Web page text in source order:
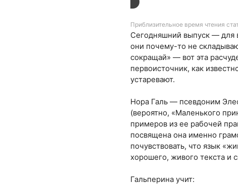
Приблизительное время чтения
Сегодняшний выпуск — для
они почему-то не
сокращай» — вот эта
первоисточник, как
устаревают.
Нора Галь — псевдоним
(вероятно, «Маленького
примеров из ее рабочей
посвящена она именно
почувствовать, что язык
хорошего, живого текста и
Гальперина учит: